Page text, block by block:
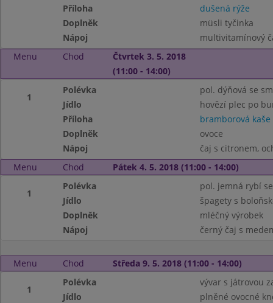
Příloha
dušená rýže
Doplněk
müsli tyčinka
Nápoj
multivitamínový
Menu
Chod
Čtvrtek 3. 5. 2018
(11:00 - 14:00)
1
Polévka
pol. dýňová se
Jídlo
hovězí plec po
Příloha
bramborová kaše
Doplněk
ovoce
Nápoj
čaj s citronem,
Menu
Chod Pátek 4. 5. 2018 (11:00 - 14:00)
1
Polévka
pol. jemná rybí
Jídlo
špagety s
Doplněk
mléčný výrobek
Nápoj
černý čaj s
Menu Chod Středa 9. 5. 2018 (11:00 - 14:00)
1
Polévka
vývar s játrovou
Jídlo
plněné ovocné